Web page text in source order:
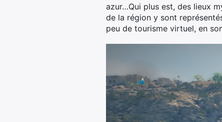
azur…Qui plus est, des lieux
de la région y sont
peu de tourisme virtuel, en